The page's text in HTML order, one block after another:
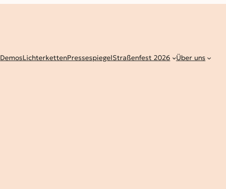
DemosLichterkettenPressespiegelStraßenfest 2026 Über uns